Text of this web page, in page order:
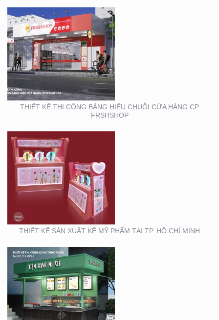
THIẾT KẾ THI CÔNG BẢNG HIỆU CHUỖI CỬA HÀNG CP
FRSHSHOP
THIẾT KẾ SẢN XUẤT KỆ
MỸ PHẨM TẠI TP. HỒ
CHÍ MINH
THIẾT KẾ SẢN XUẤT KỆ MỸ PHẨM TẠI TP. HỒ CHÍ MINH
THIẾT KẾ THI CÔNG
KIOSK THỰC PHẨM TẠI
TP. HỒ CHÍ MINH
THIẾT KẾ THI CÔNG
GIAN HÀNG BLU SÀI
GÒN